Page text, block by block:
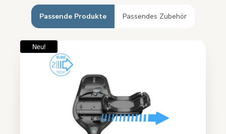
Passende Produkte Passendes Zubehör